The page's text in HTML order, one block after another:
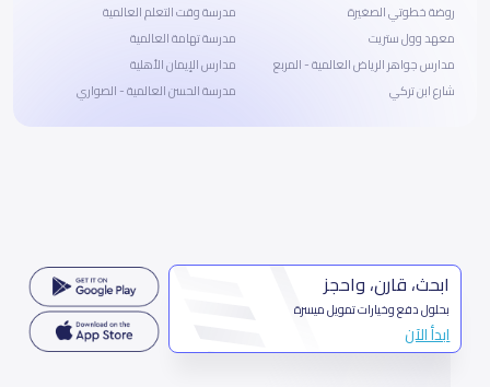
روضة خطوتي الصغيرة
معهد وول ستريت
مدارس جواهر الرياض العالمية - المربع
شارع ابن تركي
مدرسة وقت التعلم العالمية
مدرسة تهامة العالمية
مدارس الإيمان الأهلية
مدرسة الحسن العالمية - الصواري
ابحث، قارن، واحجز
بحلول دفع وخيارات تمويل ميسرة
ابدأ الآن